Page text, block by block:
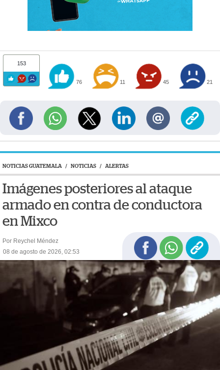
153
76 11 45 21
NOTICIAS GUATEMALA / NOTICIAS / ALERTAS
Imágenes posteriores al ataque
armado en contra de conductora
en Mixco
Por Reychel Méndez
08 de agosto de 2026, 02:53